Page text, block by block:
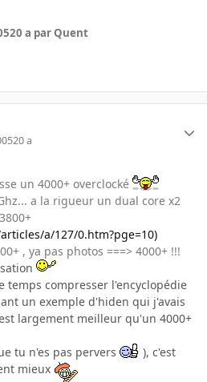
20 a par Quent
20 a
un 4000+ overclocké
a la rigueur un dual core x2
a/127/0.htm?pge=10)
, ya pas photos ===> 4000+ !!!
temps compresser l'encyclopédie
un exemple d'hiden qui j'avais
largement meilleur qu'un 4000+
tu n'es pas pervers
), c'est
mieux